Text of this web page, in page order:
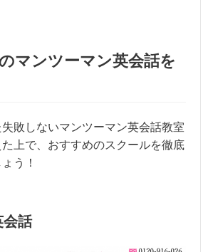
のマンツーマン英会話を
敗しないマンツーマン英会話教室
上で、おすすめのスクールを徹底
う！
会話